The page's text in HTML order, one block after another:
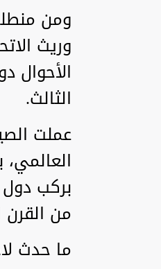
ومن
وريث
الأحوال
الثالث.
عملت
بركب دول
من القرن
ما حدث